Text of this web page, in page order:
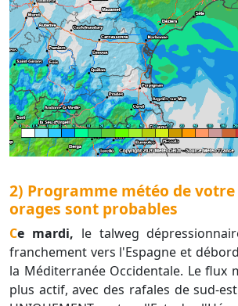
2) Programme météo de
orages sont probables
Ce mardi, le talweg
franchement vers l'Espagne et
la Méditerranée Occidentale. Le flux
plus actif, avec des rafales de sud-